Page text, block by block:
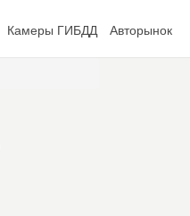
Камеры ГИБДД Авторынок